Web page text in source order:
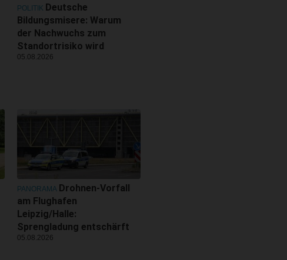
POLITIK Deutsche
Bildungsmisere: Warum
der Nachwuchs zum
Standortrisiko wird
05.08.2026
PANORAMA Drohnen-Vorfall
am Flughafen
Leipzig/Halle:
Sprengladung entschärft
05.08.2026